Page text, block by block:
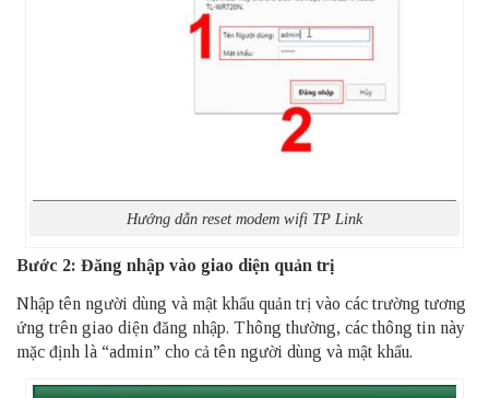
Hướng dẫn reset modem wifi TP Link
Bước 2: Đăng nhập vào giao diện quản trị
Nhập tên người dùng và mật khẩu quản trị vào các trường tương
ứng trên giao diện đăng nhập. Thông thường, các thông tin này
mặc định là “admin” cho cả tên người dùng và mật khẩu.